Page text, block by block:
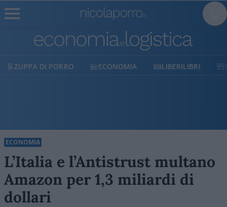
ECONOMIA LIBERILIBRI SHOP SOSTIENICI
ECONOMIA
L’Italia e l’Antistrust multano
Amazon per 1,3 miliardi di
dollari